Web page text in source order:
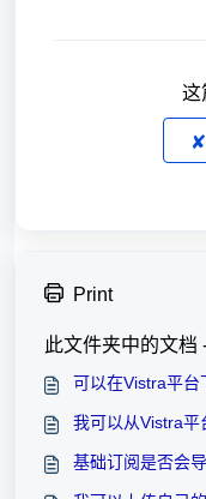
这
Print
此文件夹中的文档
可以在Vistra平台
我可以从Vistra平
基础订阅是否会